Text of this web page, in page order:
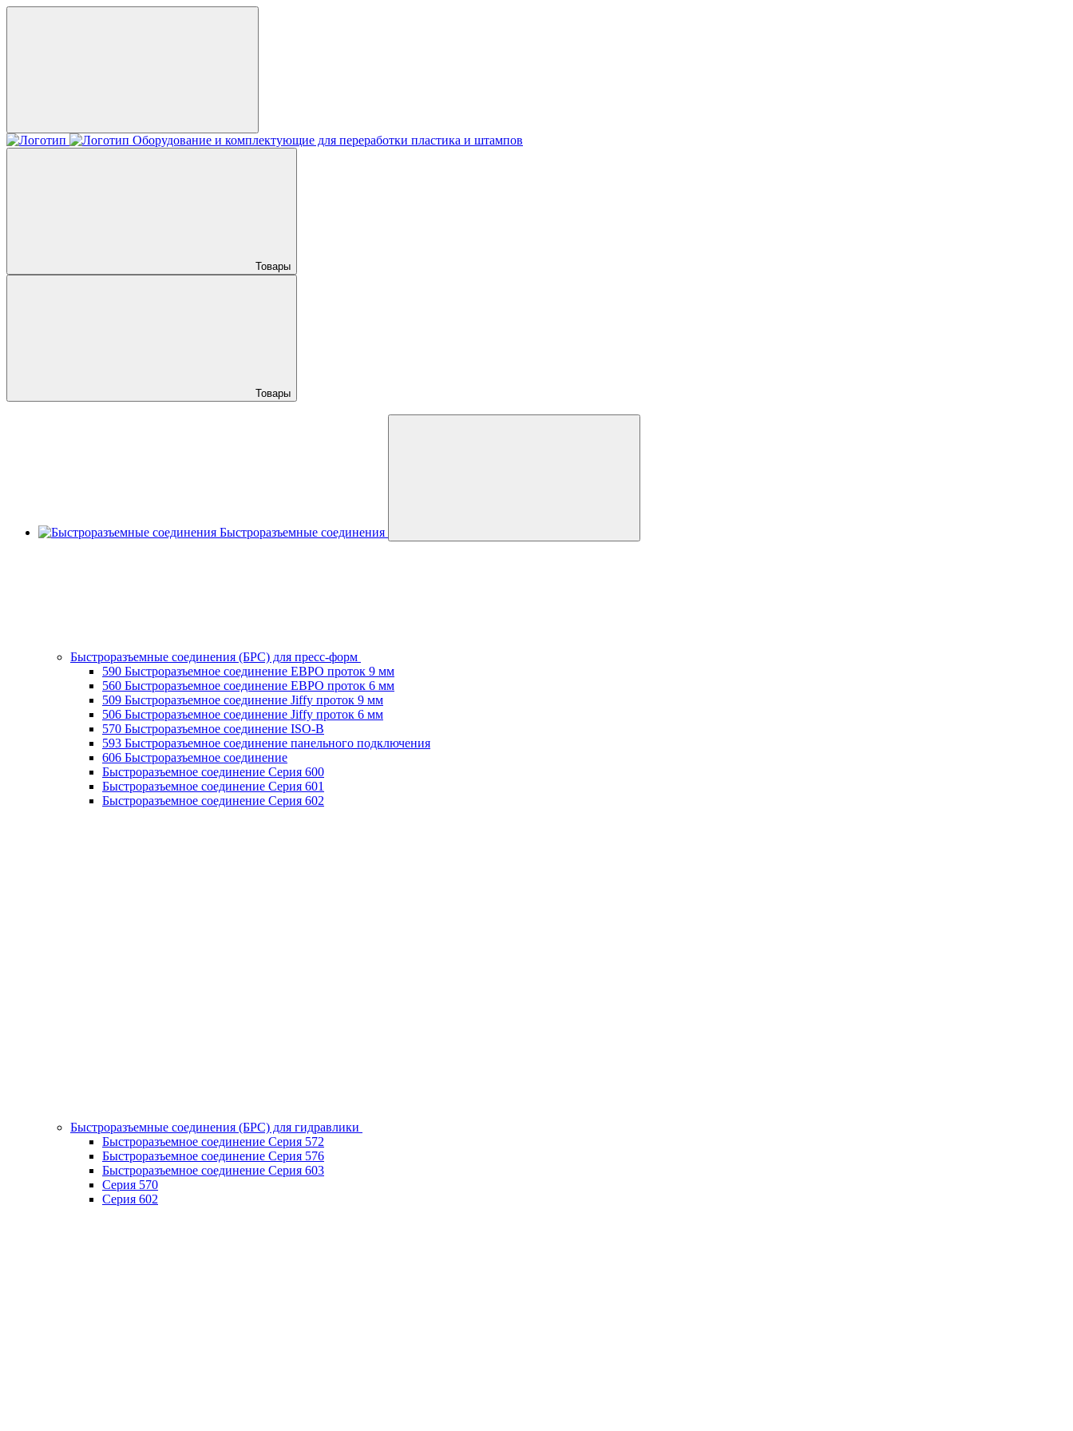
Оборудование и комплектующие для переработки пластика и штампов
Товары
Товары
Быстроразъемные соединения
Быстроразъемные соединения (БРС) для пресс-форм
590 Быстроразъемное соединение ЕВРО проток 9 мм
560 Быстроразъемное соединение ЕВРО проток 6 мм
509 Быстроразъемное соединение Jiffy проток 9 мм
506 Быстроразъемное соединение Jiffy проток 6 мм
570 Быстроразъемное соединение ISO-B
593 Быстроразъемное соединение панельного подключения
606 Быстроразъемное соединение
Быстроразъемное соединение Серия 600
Быстроразъемное соединение Серия 601
Быстроразъемное соединение Серия 602
Быстроразъемные соединения (БРС) для гидравлики
Быстроразъемное соединение Серия 572
Быстроразъемное соединение Серия 576
Быстроразъемное соединение Серия 603
Серия 570
Серия 602